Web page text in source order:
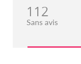
112
Sans avis